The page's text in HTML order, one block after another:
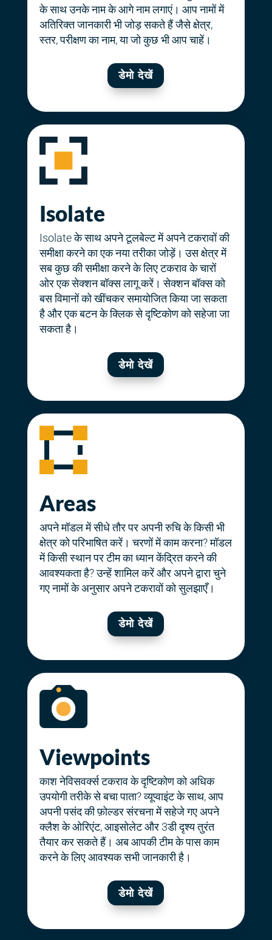
के साथ उनके नाम के आगे नाम लगाएं। आप नामों में
अतिरिक्त जानकारी भी जोड़ सकते हैं जैसे क्षेत्र,
स्तर, परीक्षण का नाम, या जो कुछ भी आप चाहें।
डेमो देखें
Isolate
Isolate के साथ अपने टूलबेल्ट में अपने टकरावों की
समीक्षा करने का एक नया तरीका जोड़ें। उस क्षेत्र में
सब कुछ की समीक्षा करने के लिए टकराव के चारों
ओर एक सेक्शन बॉक्स लागू करें। सेक्शन बॉक्स को
बस विमानों को खींचकर समायोजित किया जा सकता
है और एक बटन के क्लिक से दृष्टिकोण को सहेजा जा
सकता है।
डेमो देखें
Areas
अपने मॉडल में सीधे तौर पर अपनी रुचि के किसी भी
क्षेत्र को परिभाषित करें। चरणों में काम करना? मॉडल
में किसी स्थान पर टीम का ध्यान केंद्रित करने की
आवश्यकता है? उन्हें शामिल करें और अपने द्वारा चुने
गए नामों के अनुसार अपने टकरावों को सुलझाएँ।
डेमो देखें
Viewpoints
काश नेविसवर्क्स टकराव के दृष्टिकोण को अधिक
उपयोगी तरीके से बचा पाता? व्यूप्वाइंट के साथ, आप
अपनी पसंद की फ़ोल्डर संरचना में सहेजे गए अपने
क्लैश के ओरिएंट, आइसोलेट और 3डी दृश्य तुरंत
तैयार कर सकते हैं। अब आपकी टीम के पास काम
करने के लिए आवश्यक सभी जानकारी है।
डेमो देखें